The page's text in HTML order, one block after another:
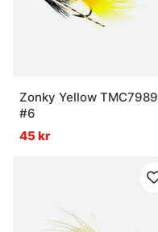
Zonky Yellow TMC7989
#6
45 kr